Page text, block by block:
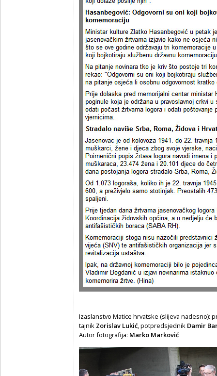
Izaslanstvo Matice hrvatske (slijeva nadesno):
tajnik Zorislav Lukić , potpredsjednik Damir
Autor fotografija: Marko Marković